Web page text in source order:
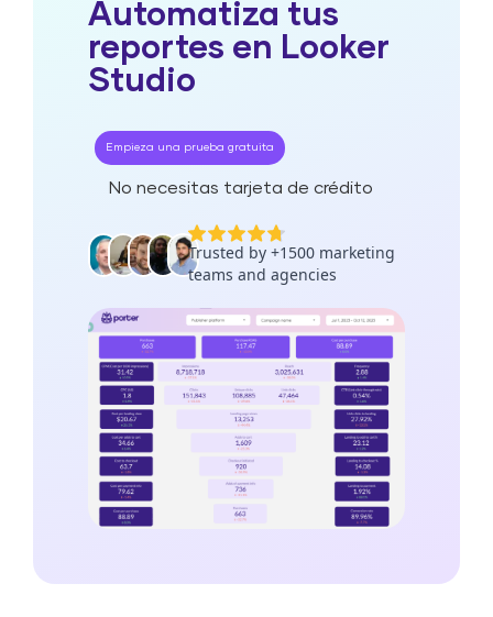
Automatiza tus
reportes en Looker
Studio
Empieza una prueba gratuita
No necesitas tarjeta de crédito